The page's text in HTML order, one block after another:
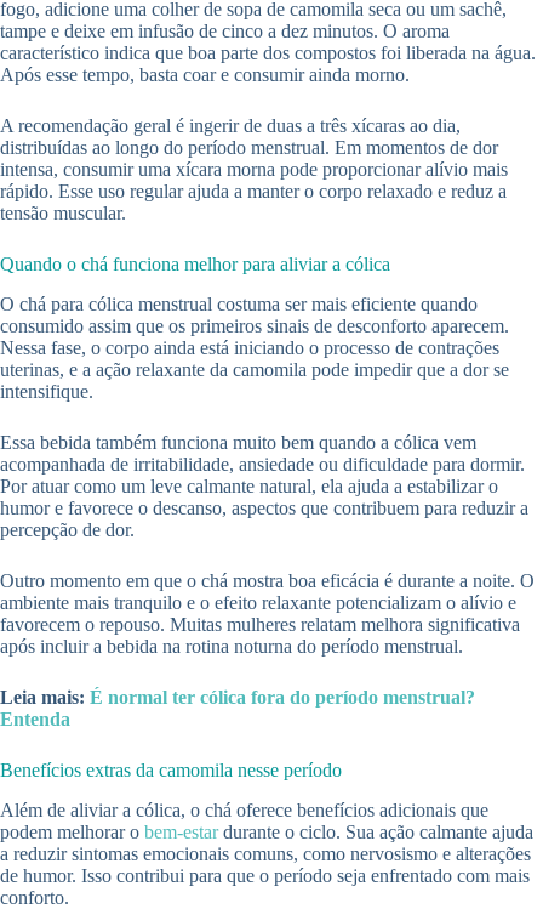
fogo, adicione uma colher de sopa de camomila seca ou um sachê,
tampe e deixe em infusão de cinco a dez minutos. O aroma
característico indica que boa parte dos compostos foi liberada na água.
Após esse tempo, basta coar e consumir ainda morno.
A recomendação geral é ingerir de duas a três xícaras ao dia,
distribuídas ao longo do período menstrual. Em momentos de dor
intensa, consumir uma xícara morna pode proporcionar alívio mais
rápido. Esse uso regular ajuda a manter o corpo relaxado e reduz a
tensão muscular.
Quando o chá funciona melhor para aliviar a cólica
O chá para cólica menstrual costuma ser mais eficiente quando
consumido assim que os primeiros sinais de desconforto aparecem.
Nessa fase, o corpo ainda está iniciando o processo de contrações
uterinas, e a ação relaxante da camomila pode impedir que a dor se
intensifique.
Essa bebida também funciona muito bem quando a cólica vem
acompanhada de irritabilidade, ansiedade ou dificuldade para dormir.
Por atuar como um leve calmante natural, ela ajuda a estabilizar o
humor e favorece o descanso, aspectos que contribuem para reduzir a
percepção de dor.
Outro momento em que o chá mostra boa eficácia é durante a noite. O
ambiente mais tranquilo e o efeito relaxante potencializam o alívio e
favorecem o repouso. Muitas mulheres relatam melhora significativa
após incluir a bebida na rotina noturna do período menstrual.
Leia mais: É normal ter cólica fora do período menstrual?
Entenda
Benefícios extras da camomila nesse período
Além de aliviar a cólica, o chá oferece benefícios adicionais que
podem melhorar o bem-estardurante o ciclo. Sua ação calmante ajuda
a reduzir sintomas emocionais comuns, como nervosismo e alterações
de humor. Isso contribui para que o período seja enfrentado com mais
conforto.